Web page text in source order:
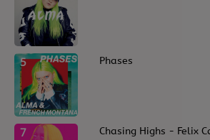
5 Phases
7 Chasing Highs - Felix